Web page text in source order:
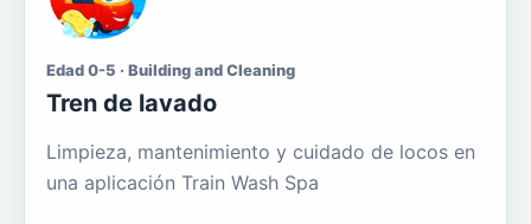
Edad 0-5 · Building and Cleaning
Tren de lavado
Limpieza, mantenimiento y cuidado de locos en
una aplicación Train Wash Spa